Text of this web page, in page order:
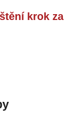
krok za